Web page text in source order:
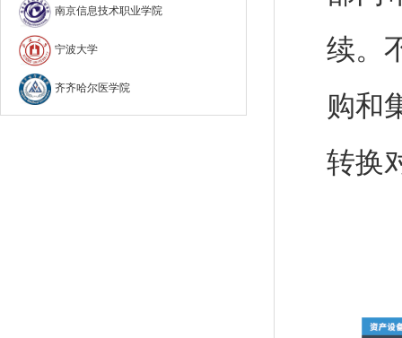
南京信息技术职业学院
宁波大学
齐齐哈尔医学院
续。
购和
转换